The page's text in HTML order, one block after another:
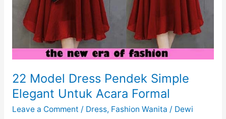
22 Model Dress Pendek Simple
Elegant Untuk Acara Formal
Leave a Comment / Dress, Fashion Wanita / Dewi